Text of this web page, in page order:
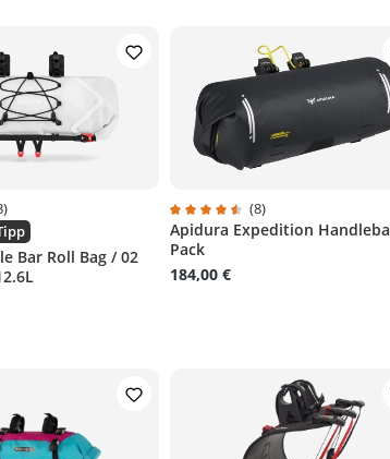
Bewertung von 4.6 von 5 Sternen
Bar Roll Bag / 02
Durchschnittliche Bewertung
(8)
Apidura Expedition
Pack
184,00 €